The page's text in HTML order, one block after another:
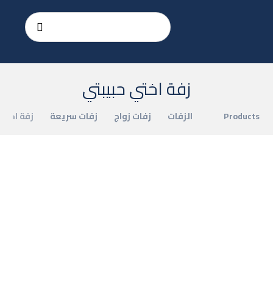
زفة اختي حبيبتي
Products الزفات زفات زواج زفات سريعة زفة